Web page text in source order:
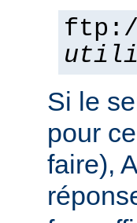
Si le
pour
faire),